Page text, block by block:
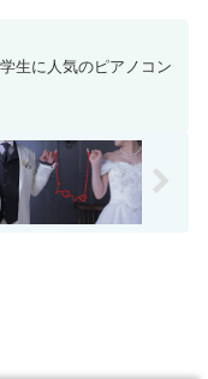
学生に人気のピアノコン